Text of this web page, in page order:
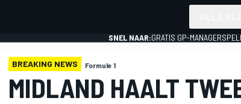
SNEL NAAR:GRATIS GP-MANAGERSPEL
BREAKING NEWS Formule 1
MIDLAND HAALT